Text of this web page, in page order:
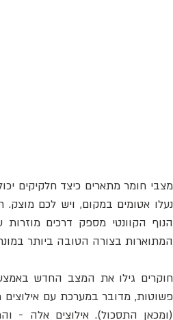
המתוארות בצורה הטובה ביותר
חוקרים גילו את המצב החדש